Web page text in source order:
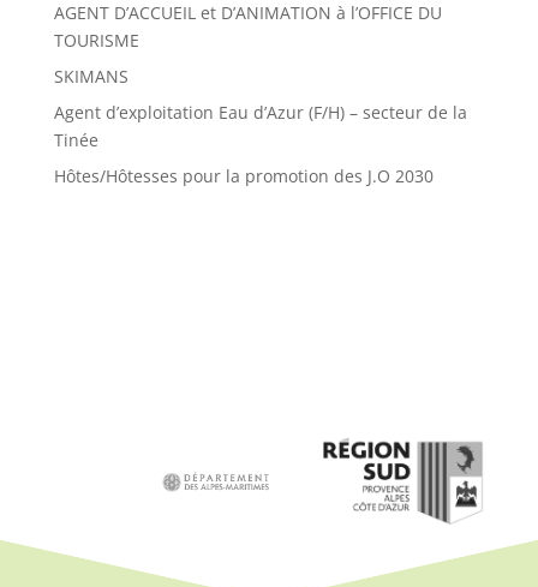
AGENT D’ACCUEIL et D’ANIMATION à l’OFFICE DU
TOURISME
SKIMANS
Agent d’exploitation Eau d’Azur (F/H) – secteur de la
Tinée
Hôtes/Hôtesses pour la promotion des J.O 2030